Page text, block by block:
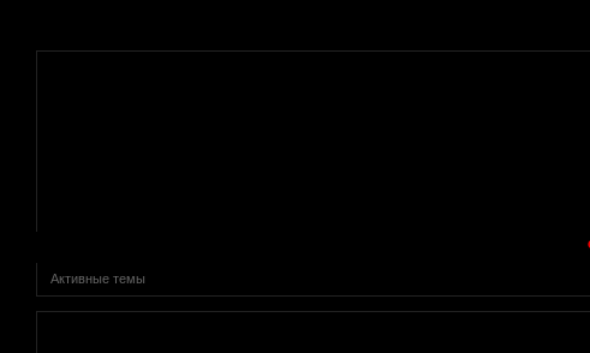
Активные темы